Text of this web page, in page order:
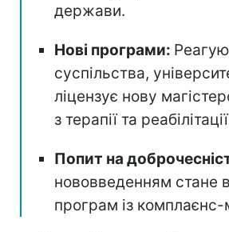
держави.
Нові програми:
суспільства,
ліцензує нову
з терапії та
Попит на
нововведенням стане
програм із